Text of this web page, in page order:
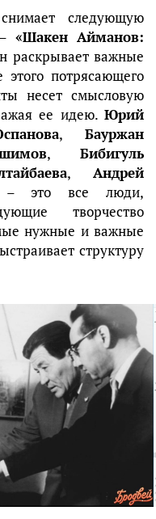
следующую
«Шакен Айманов:
раскрывает важные
потрясающего
несет смысловую
ее идею. Юрий
,Бауржан
,Бибигуль
, Андрей
это все люди,
творчество
нужные и важные
структуру